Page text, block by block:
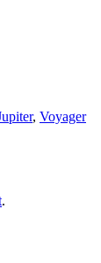
, Voyager
.